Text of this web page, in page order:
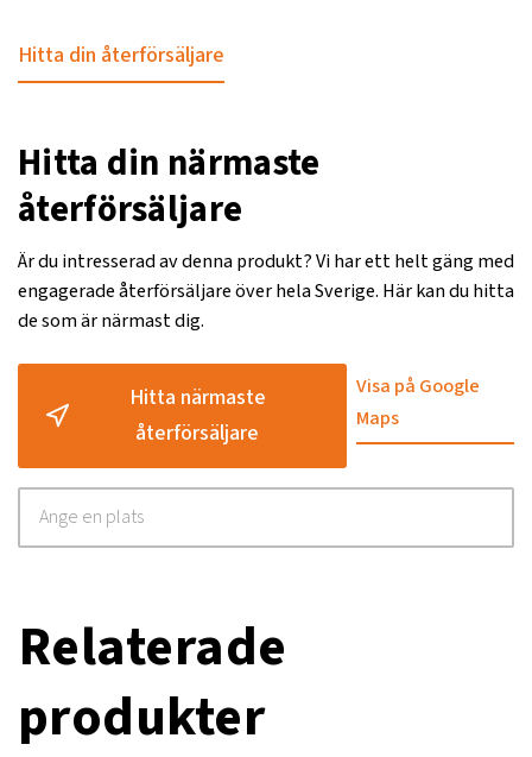
Hitta din återförsäljare
Hitta din närmaste
återförsäljare
Är du intresserad av denna produkt? Vi har ett helt gäng med
engagerade återförsäljare över hela Sverige. Här kan du hitta
de som är närmast dig.
Hitta närmaste
återförsäljare
Visa på Google
Maps
Relaterade
produkter